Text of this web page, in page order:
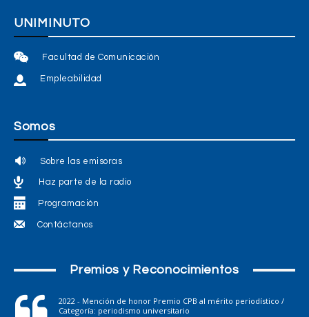
UNIMINUTO
Facultad de Comunicación
Empleabilidad
Somos
Sobre las emisoras
Haz parte de la radio
Programación
Contáctanos
Premios y Reconocimientos
2022 - Mención de honor Premio CPB al mérito periodístico /
Categoría: periodismo universitario